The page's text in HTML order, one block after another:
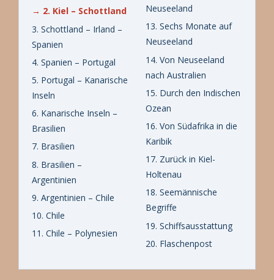
→ 2. Kiel – Schottland
3. Schottland – Irland –
Spanien
4. Spanien – Portugal
5. Portugal – Kanarische
Inseln
6. Kanarische Inseln –
Brasilien
7. Brasilien
8. Brasilien –
Argentinien
9. Argentinien – Chile
10. Chile
11. Chile – Polynesien
Neuseeland
13. Sechs Monate auf
Neuseeland
14. Von Neuseeland
nach Australien
15. Durch den Indischen
Ozean
16. Von Südafrika in die
Karibik
17. Zurück in Kiel-
Holtenau
18. Seemännische
Begriffe
19. Schiffsausstattung
20. Flaschenpost